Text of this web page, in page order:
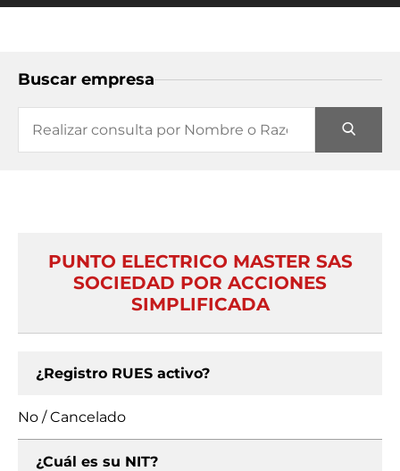
Buscar empresa
PUNTO ELECTRICO MASTER SAS
SOCIEDAD POR ACCIONES
SIMPLIFICADA
¿Registro RUES activo?
No / Cancelado
¿Cuál es su NIT?